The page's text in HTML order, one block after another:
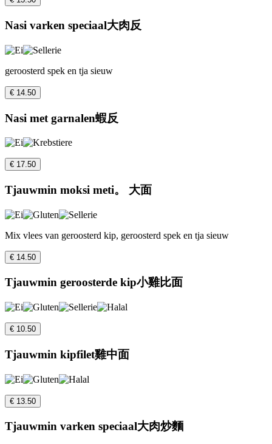
Nasi varken speciaal大肉反
geroosterd spek en tja sieuw
€ 14.50
Nasi met garnalen蝦反
€ 17.50
Tjauwmin moksi meti。 大面
Mix vlees van geroosterd kip, geroosterd spek en tja sieuw
€ 14.50
Tjauwmin geroosterde kip小雞比面
€ 10.50
Tjauwmin kipfilet雞中面
€ 13.50
Tjauwmin varken speciaal大肉炒麵